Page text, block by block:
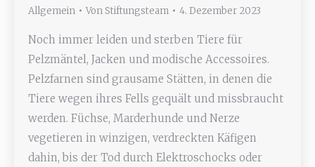
Allgemein Von Stiftungsteam 4. Dezember 2023
Noch immer leiden und sterben Tiere für
Pelzmäntel, Jacken und modische Accessoires.
Pelzfarnen sind grausame Stätten, in denen die
Tiere wegen ihres Fells gequält und missbraucht
werden. Füchse, Marderhunde und Nerze
vegetieren in winzigen, verdreckten Käfigen
dahin, bis der Tod durch Elektroschocks oder